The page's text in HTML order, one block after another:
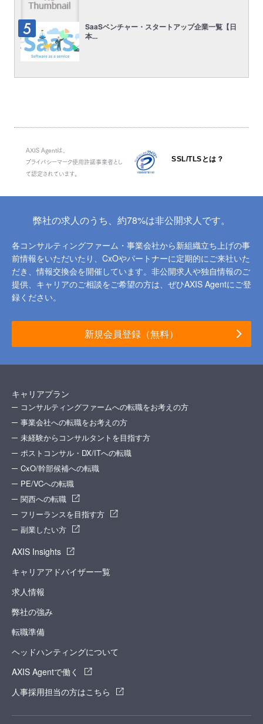
SaaSベンチャー・スタートアップ企業一覧【日
本...
AXIS Agentは、
プライバシーマーク使用許諾事業者とし
て認定されています。
SSL/TLSとは？
弊社の求人のうち、約78%は非公開求人です。
各コンサルティングファーム・事業会社から新組織立ち上げの事
前情報をいただいたり、 CxOやパートナーに定期的にご来社いた
だき、情報交換会を開催しています。 非公開求人や独自情報のご
提供、キャリアのご相談をご希望の方は、ぜひAXIS Agentにご登
録ください。
新規会員登録（無料）
キャリアプラン
コンサルティングファームへの転職をお考えの方
事業会社への転職をお考えの方
未経験からコンサルタントを目指す方
ポストコンサル・DX/ITへの転職
CxO/幹部候補への転職
PE/VCへの転職
関西への転職
フリーランスを目指す方
副業したい方
AXIS Insights
キャリアアドバイザー一覧
求人情報
弊社の強み
転職準備
ヘッドハンティングについて
AXIS Agentで働く
人事採用担当の方はこちら